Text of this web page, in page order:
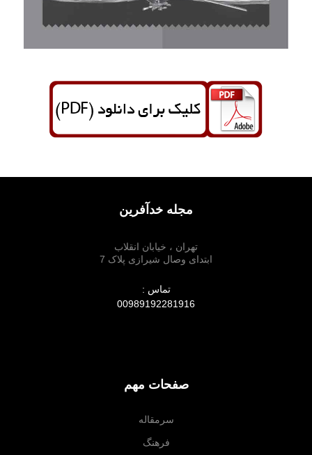
مجله خدآفرین
تهران ، خیابان انقلاب
ابتدای وصال شیرازی پلاک 7
تماس :
00989192281916
صفحات مهم
سرمقاله
فرهنگ